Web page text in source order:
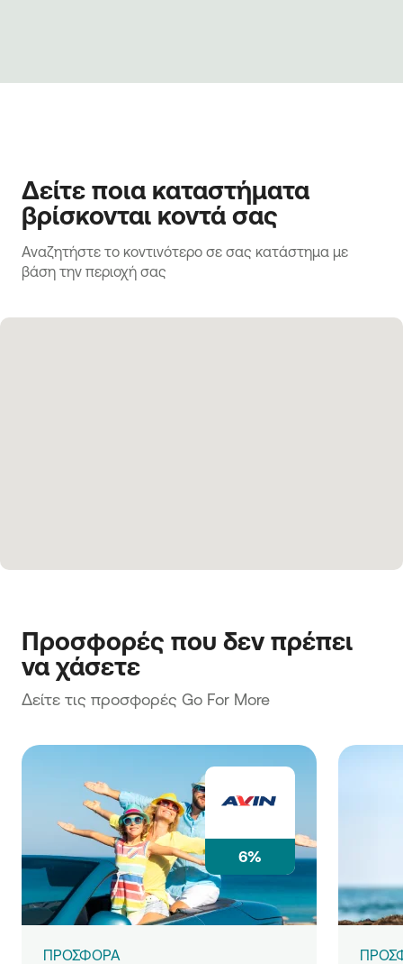
Δείτε ποια καταστήματα
βρίσκονται κοντά σας
Αναζητήστε το κοντινότερο σε σας κατάστημα με
βάση την περιοχή σας
Προσφορές που δεν πρέπει
να χάσετε
Δείτε τις προσφορές Go For More
6%
ΠΡΟΣΦΟΡΑ